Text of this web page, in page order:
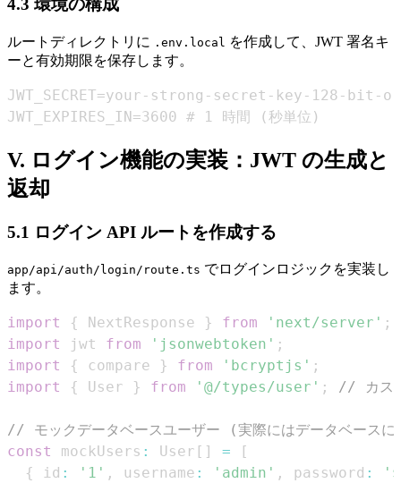
4.3 環境の構成
ルートディレクトリに .env.local を作成して、JWT 署名キ
ーと有効期限を保存します。
JWT_EXPIRES_IN=3600 # 1 時間 (秒単位)
V. ログイン機能の実装：JWT の生成と
返却
5.1 ログイン API ルートを作成する
app/api/auth/login/route.ts でログインロジックを実装し
ます。
import { NextResponse } from 'next/server' ;
import
jwt from 'jsonwebtoken' ;
import
{ compare } from 'bcryptjs' ;
import
{ User } from '@/types/user' ; // カス
// モックデータベースユーザー (実際にはデータベースに
const
mockUsers : User [ ] =
[
{
id : '1' , username : 'admin' , password :